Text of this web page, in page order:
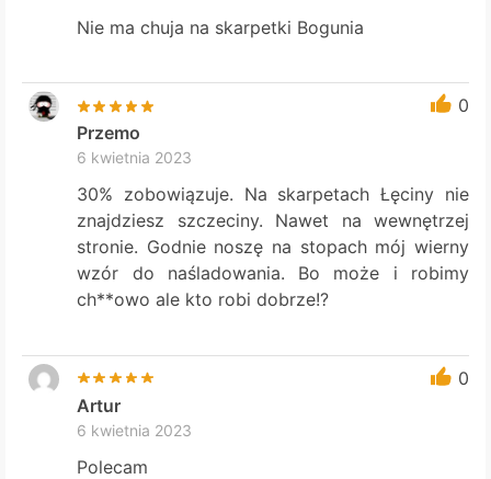
Nie ma chuja na skarpetki Bogunia
0
Przemo
6 kwietnia 2023
30% zobowiązuje. Na skarpetach Łęciny nie
znajdziesz szczeciny. Nawet na wewnętrzej
stronie. Godnie noszę na stopach mój wierny
wzór do naśladowania. Bo może i robimy
ch**owo ale kto robi dobrze!?
0
Artur
6 kwietnia 2023
Polecam